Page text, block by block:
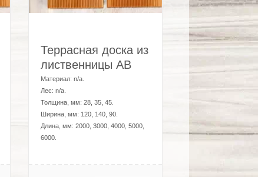
Террасная доска из
лиственницы AB
Материал:n/a
Лес:n/a
Толщина, мм:28, 35, 45
Ширина, мм: 120, 140, 90
Длина, мм:2000, 3000, 4000, 5000,
6000